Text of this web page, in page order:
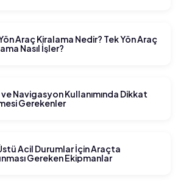
Araç Kiralama Nedir? Tek Yön Araç
Nasıl İşler?
ve Navigasyon Kullanımında Dikkat
Gerekenler
Acil Durumlar İçin Araçta
Gereken Ekipmanlar